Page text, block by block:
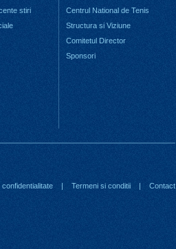
stiri
Centrul National de Tenis
Structura si Viziune
Comitetul Director
Sponsori
Contact
|
Termeni si conditii
|